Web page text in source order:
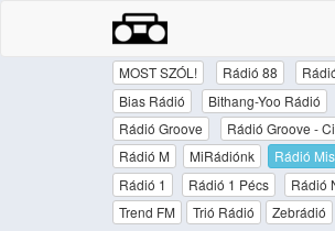
MOST SZÓL! Rádió 88
Bias Rádió
Bithang-Yoo Rádió
Rádió Groove
Rádió Groove -
Rádió M
MiRádiónk Rádió
Rádió 1
Rádió 1 Pécs Rádió
Trend FM
Trió Rádió
Zebrádió